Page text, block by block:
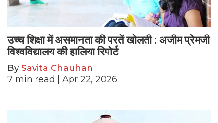
उच्च शिक्षा में असमानता की परतें खोलती : अजीम प्रेमजी
विश्वविद्यालय की हालिया रिपोर्ट
By Savita Chauhan
7 min read | Apr 22, 2026